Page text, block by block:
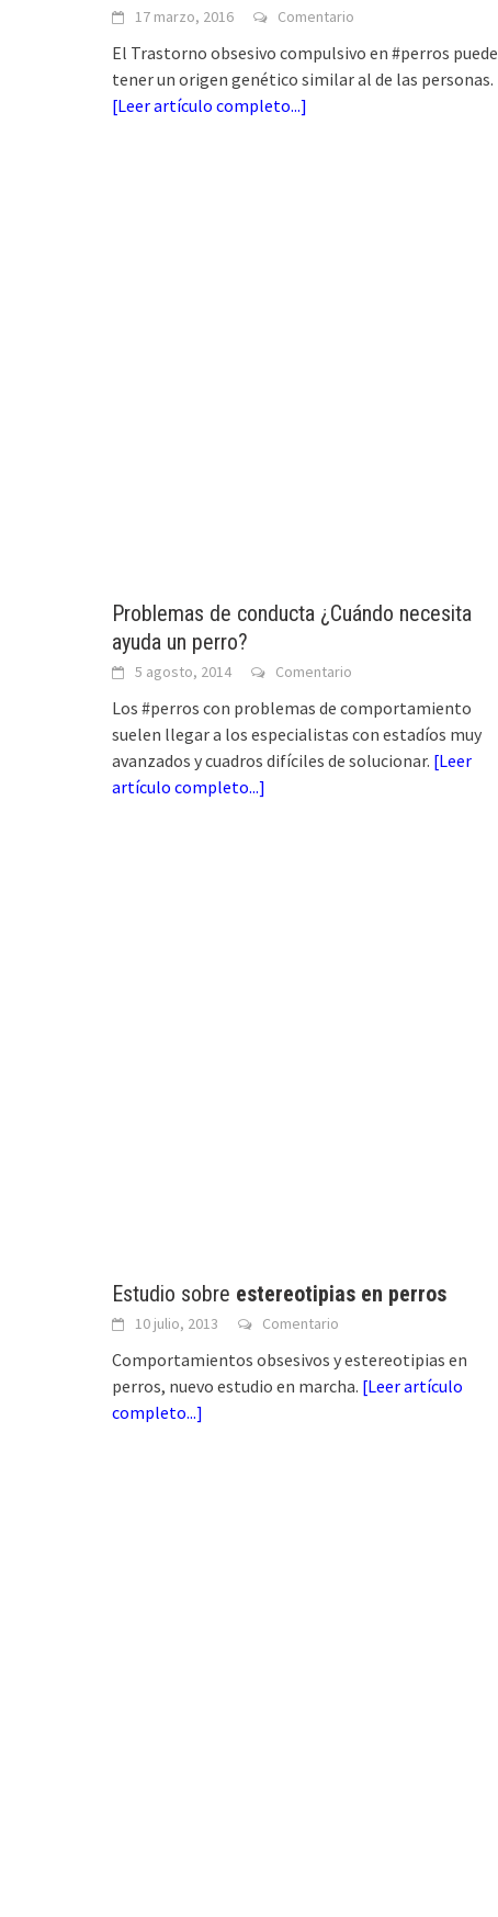
17 marzo, 2016 Comentario
El Trastorno obsesivo compulsivo en #perros puede
tener un origen genético similar al de las personas.
[Leer artículo completo...]
Problemas de conducta ¿Cuándo necesita
ayuda un perro?
5 agosto, 2014 Comentario
Los #perros con problemas de comportamiento
suelen llegar a los especialistas con estadíos muy
avanzados y cuadros difíciles de solucionar. [Leer
artículo completo...]
Estudio sobre estereotipias en perros
10 julio, 2013 Comentario
Comportamientos obsesivos y estereotipias en
perros, nuevo estudio en marcha. [Leer artículo
completo...]